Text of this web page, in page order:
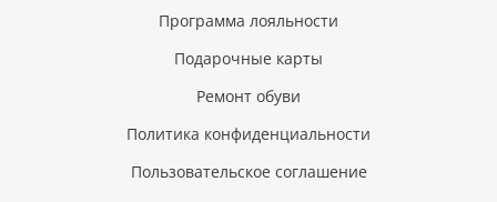
Программа лояльности
Подарочные карты
Ремонт обуви
Политика конфиденциальности
Пользовательское соглашение